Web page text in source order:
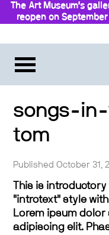
The Art Museum’s
reopen on
songs-
tom
Published October 31,
This is
"introtext" style
Lorem ipsum
adipiscing elit.